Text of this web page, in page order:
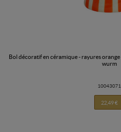
bol décoratif en céramique - rayures orange et blanc 17x10x17cm - 10043071 -
wurm
10043071
22,49 €